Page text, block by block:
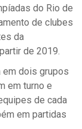
do Rio de
de clubes
da
de 2019.
em dois grupos
em turno e
de cada
em partidas